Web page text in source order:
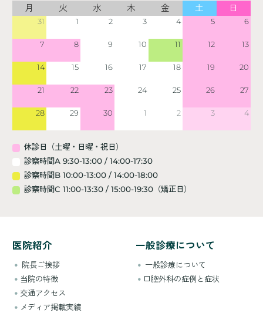
月 火 水 木 金 土 日
31 1 2 3 4 5 6
7 8 9 10 11 12 13
14 15 16 17 18 19 20
21 22 23 24 25 26 27
28 29 30 1 2 3 4
休診日（土曜・日曜・祝日）
診察時間A 9:30-13:00 / 14:00-17:30
診察時間B 10:00-13:00 / 14:00-18:00
診察時間C 11:00-13:30 / 15:00-19:30（矯正日）
医院紹介
院長ご挨拶
当院の特徴
交通アクセス
メディア掲載実績
一般診療について
一般診療について
口腔外科の症例と症状